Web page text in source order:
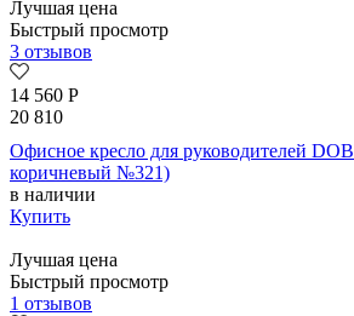
Лучшая цена
Быстрый просмотр
3 отзывов
14 560 Р
20 810
Офисное кресло для руководителей
коричневый №321)
в наличии
Купить
Лучшая цена
Быстрый просмотр
1 отзывов